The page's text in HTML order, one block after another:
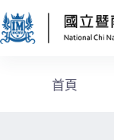
首頁